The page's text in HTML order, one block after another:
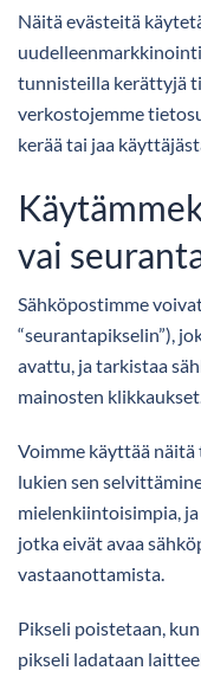
Näitä evästeitä
tunnisteilla kerättyjä
verkostojemme
kerää tai jaa
vai
Sähköpostimme
“seurantapikselin”),
avattu, ja tarkistaa
mainosten
Voimme käyttää
lukien sen
mielenkiintoisimpia,
jotka eivät avaa
vastaanottamista.
Pikseli poistetaan,
pikseli ladataan